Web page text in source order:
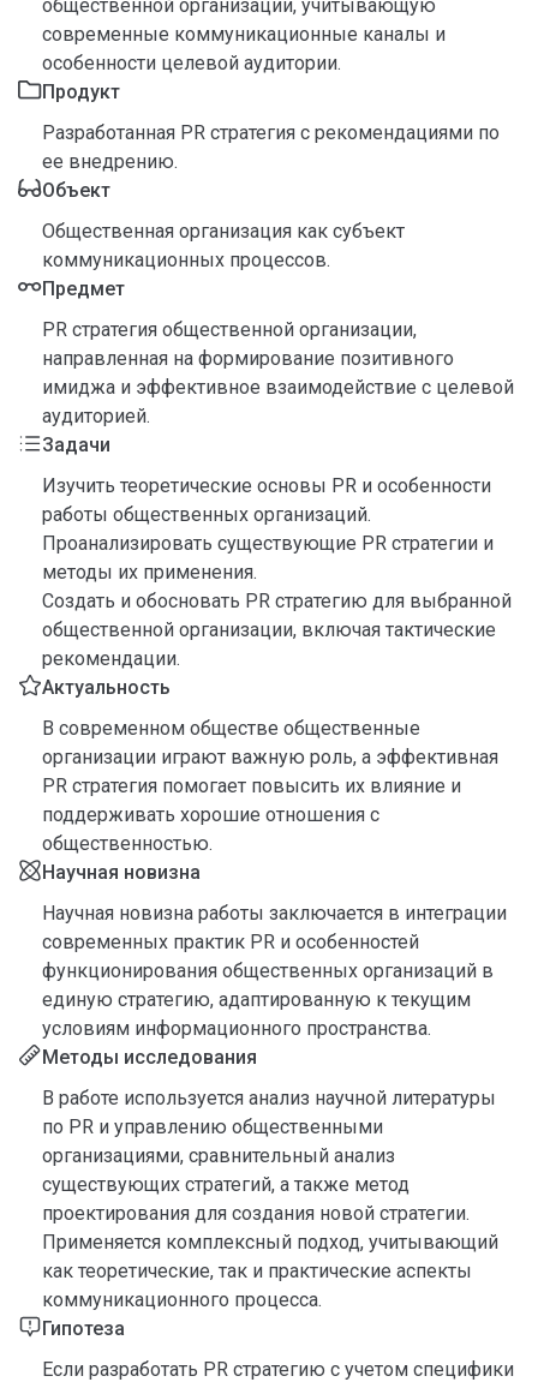
общественной организации, учитывающую
современные коммуникационные каналы и
особенности целевой аудитории.
Продукт
Разработанная PR стратегия с рекомендациями по
ее внедрению.
Объект
Общественная организация как субъект
коммуникационных процессов.
Предмет
PR стратегия общественной организации,
направленная на формирование позитивного
имиджа и эффективное взаимодействие с целевой
аудиторией.
Задачи
Изучить теоретические основы PR и особенности
работы общественных организаций.
Проанализировать существующие PR стратегии и
методы их применения.
Создать и обосновать PR стратегию для выбранной
общественной организации, включая тактические
рекомендации.
Актуальность
В современном обществе общественные
организации играют важную роль, а эффективная
PR стратегия помогает повысить их влияние и
поддерживать хорошие отношения с
общественностью.
Научная новизна
Научная новизна работы заключается в интеграции
современных практик PR и особенностей
функционирования общественных организаций в
единую стратегию, адаптированную к текущим
условиям информационного пространства.
Методы исследования
В работе используется анализ научной литературы
по PR и управлению общественными
организациями, сравнительный анализ
существующих стратегий, а также метод
проектирования для создания новой стратегии.
Применяется комплексный подход, учитывающий
как теоретические, так и практические аспекты
коммуникационного процесса.
Гипотеза
Если разработать PR стратегию с учетом специфики